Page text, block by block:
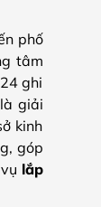
phố
tâm
ghi
giải
kinh
góp
lắp